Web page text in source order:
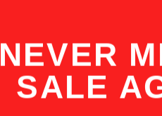
NEVER
SALE